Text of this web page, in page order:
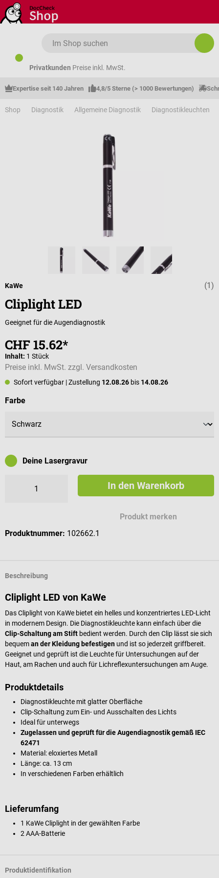
Zum Hauptinhalt springen
Privatkunden Preise inkl. MwSt.
Expertise seit 140 Jahren 4,8/5 Sterne (> 1000 Bewertungen)
Shop Diagnostik Allgemeine Diagnostik Diagnostikleuchten
(1)
KaWe
Cliplight LED
Geeignet für die Augendiagnostik
CHF 15.62*
Inhalt: 1 Stück
Preise inkl. MwSt. zzgl. Versandkosten
Sofort verfügbar | Zustellung 12.08.26 bis 14.08.26
Farbeauswählen
Deine Lasergravur
In den Warenkorb
Produkt merken
Produktnummer: 102662.1
Beschreibung
Cliplight LED von KaWe
Das Cliplight von KaWe bietet ein helles und konzentriertes LED-Licht
in modernem Design. Die Diagnostikleuchte kann einfach über die
Clip-Schaltung am Stift bedient werden. Durch den Clip lässt sie sich
bequeman der Kleidung befestigen und ist so jederzeit griffbereit.
Geeignet und geprüft ist die Leuchte für Untersuchungen auf der
Haut, am Rachen und auch für Lichreflexuntersuchungen am Auge.
Produktdetails
Diagnostikleuchte mit glatter Oberfläche
Clip-Schaltung zum Ein- und Ausschalten des Lichts
Ideal für unterwegs
Zugelassen und geprüft für die Augendiagnostik gemäß IEC
62471
Material: eloxiertes Metall
Länge: ca. 13 cm
In verschiedenen Farben erhältlich
Lieferumfang
1 KaWe Cliplight in der gewählten Farbe
2 AAA-Batterie
Produktidentifikation